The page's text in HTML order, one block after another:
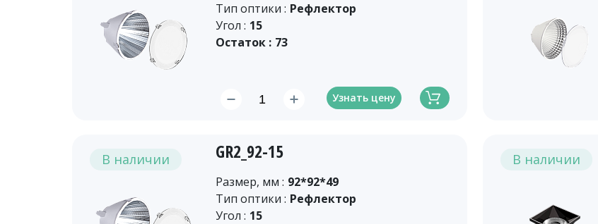
Тип оптики : Рефлектор
Угол : 15
Остаток : 73
Узнать цену
В наличии GR2_92-15
Размер, мм : 92*92*49
Тип оптики : Рефлектор
Угол : 15
В наличии